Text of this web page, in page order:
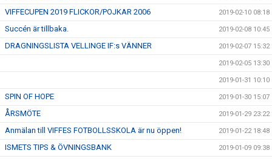
VIFFECUPEN 2019 FLICKOR/POJKAR 2006 2019-02-10 08:18
Succén är tillbaka. 2019-02-08 10:45
DRAGNINGSLISTA VELLINGE IF:s VÄNNER 2019-02-07 15:32
2019-02-05 13:30
2019-01-31 10:10
SPIN OF HOPE 2019-01-30 15:07
ÅRSMÖTE 2019-01-29 23:22
Anmälan till VIFFES FOTBOLLSSKOLA är nu öppen! 2019-01-22 18:48
ISMETS TIPS & ÖVNINGSBANK 2019-01-09 09:38